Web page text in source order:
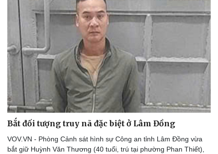
Bắt đối tượng truy nã đặc biệt ở Lâm Đồng
VOV.VN - Phòng Cảnh sát hình sự Công an tỉnh Lâm Đồng vừa
bắt giữ Huỳnh Văn Thương (40 tuổi, trú tại phường Phan Thiết),